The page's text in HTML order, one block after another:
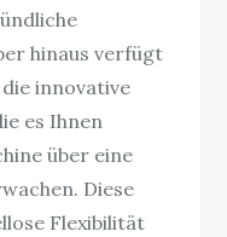
hinaus verfügt
innovative
es Ihnen
über eine
Diese
Flexibilität